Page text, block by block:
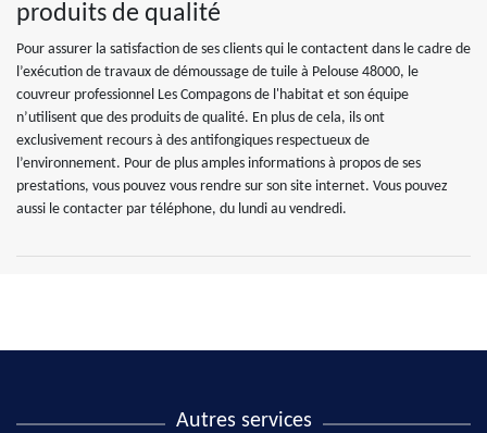
produits de qualité
Pour assurer la satisfaction de ses clients qui le contactent dans le cadre de
l’exécution de travaux de démoussage de tuile à Pelouse 48000, le
couvreur professionnel Les Compagons de l'habitat et son équipe
n’utilisent que des produits de qualité. En plus de cela, ils ont
exclusivement recours à des antifongiques respectueux de
l’environnement. Pour de plus amples informations à propos de ses
prestations, vous pouvez vous rendre sur son site internet. Vous pouvez
aussi le contacter par téléphone, du lundi au vendredi.
Autres services